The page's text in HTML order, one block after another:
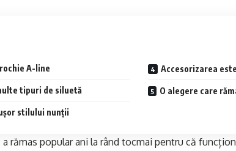
A-line
tipuri de siluetă
stilului nunții
Accesorizarea
O alegere care
rămas popular ani la rând tocmai pentru că